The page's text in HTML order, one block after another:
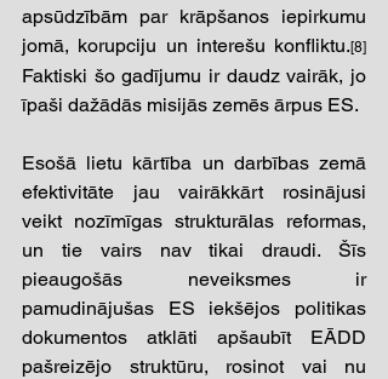
apsūdzībām par krāpšanos iepirkumu
jomā, korupciju un interešu konfliktu.[8]
Faktiski šo gadījumu ir daudz vairāk, jo
īpaši dažādās misijās zemēs ārpus ES.
Esošā lietu kārtība un darbības zemā
efektivitāte jau vairākkārt rosinājusi
veikt nozīmīgas strukturālas reformas,
un tie vairs nav tikai draudi. Šīs
pieaugošās neveiksmes ir
pamudinājušas ES iekšējos politikas
dokumentos atklāti apšaubīt EĀDD
pašreizējo struktūru, rosinot vai nu